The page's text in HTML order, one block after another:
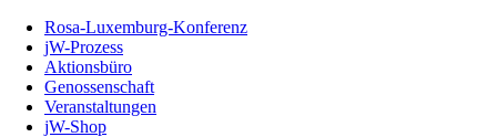
Inhalt
Seite
Rosa-Luxemburg-Konferenz
jW-Prozess
Aktionsbüro
Genossenschaft
Veranstaltungen
jW-Shop